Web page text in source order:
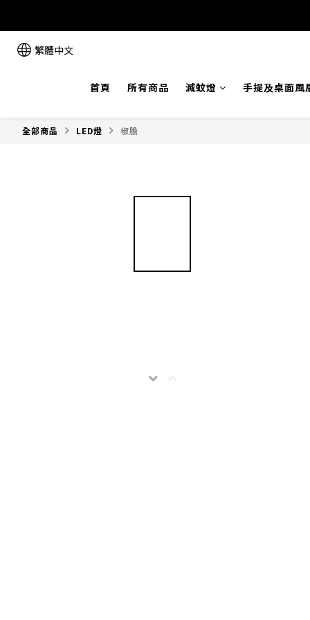
繁體中文
首頁 所有商品 滅蚊燈 手提及桌面風
全部商品 LED燈 椒膽